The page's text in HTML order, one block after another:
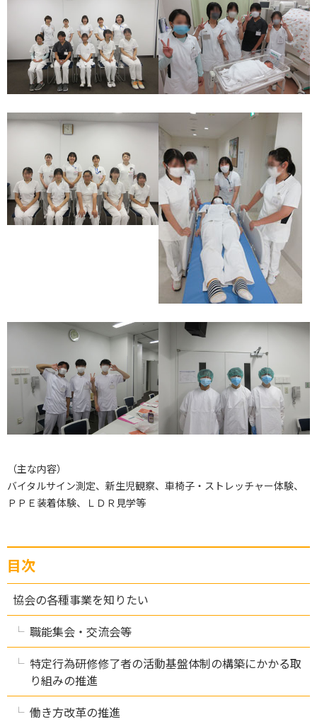
（主な内容）
バイタルサイン測定、新生児観察、車椅子・ストレッチャー体験、
ＰＰＥ装着体験、ＬＤＲ見学等
目次
協会の各種事業を知りたい
職能集会・交流会等
特定行為研修修了者の活動基盤体制の構築にかかる取
り組みの推進
働き方改革の推進